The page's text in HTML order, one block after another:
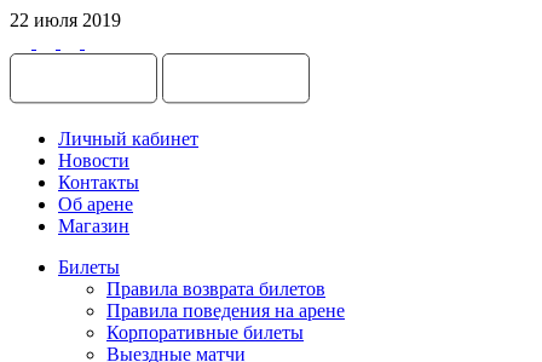
22 июля 2019
Личный кабинет
Новости
Контакты
Об арене
Магазин
Билеты
Правила возврата билетов
Правила поведения на арене
Корпоративные билеты
Выездные матчи